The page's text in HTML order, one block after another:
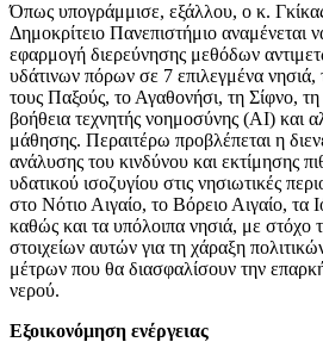
Όπως υπογράμμισε, εξάλλου, ο κ.
Δημοκρίτειο Πανεπιστήμιο αναμένεται
εφαρμογή διερεύνησης μεθόδων
υδάτινων πόρων σε 7 επιλεγμένα
τους Παξούς, το Αγαθονήσι, τη Σίφνο,
βοήθεια τεχνητής νοημοσύνης (ΑΙ) και
μάθησης. Περαιτέρω προβλέπεται η
ανάλυσης του κινδύνου και εκτίμησης
υδατικού ισοζυγίου στις νησιωτικές
στο Νότιο Αιγαίο, το Βόρειο Αιγαίο, τα
καθώς και τα υπόλοιπα νησιά, με στόχο
στοιχείων αυτών για τη χάραξη
μέτρων που θα διασφαλίσουν την
νερού.
Εξοικονόμηση ενέργειας